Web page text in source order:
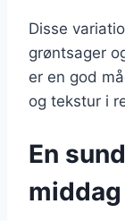
Disse
grøntsager
er en god
og tekstur i
En